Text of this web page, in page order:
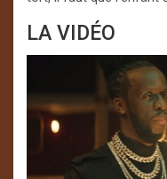
LA VIDÉO